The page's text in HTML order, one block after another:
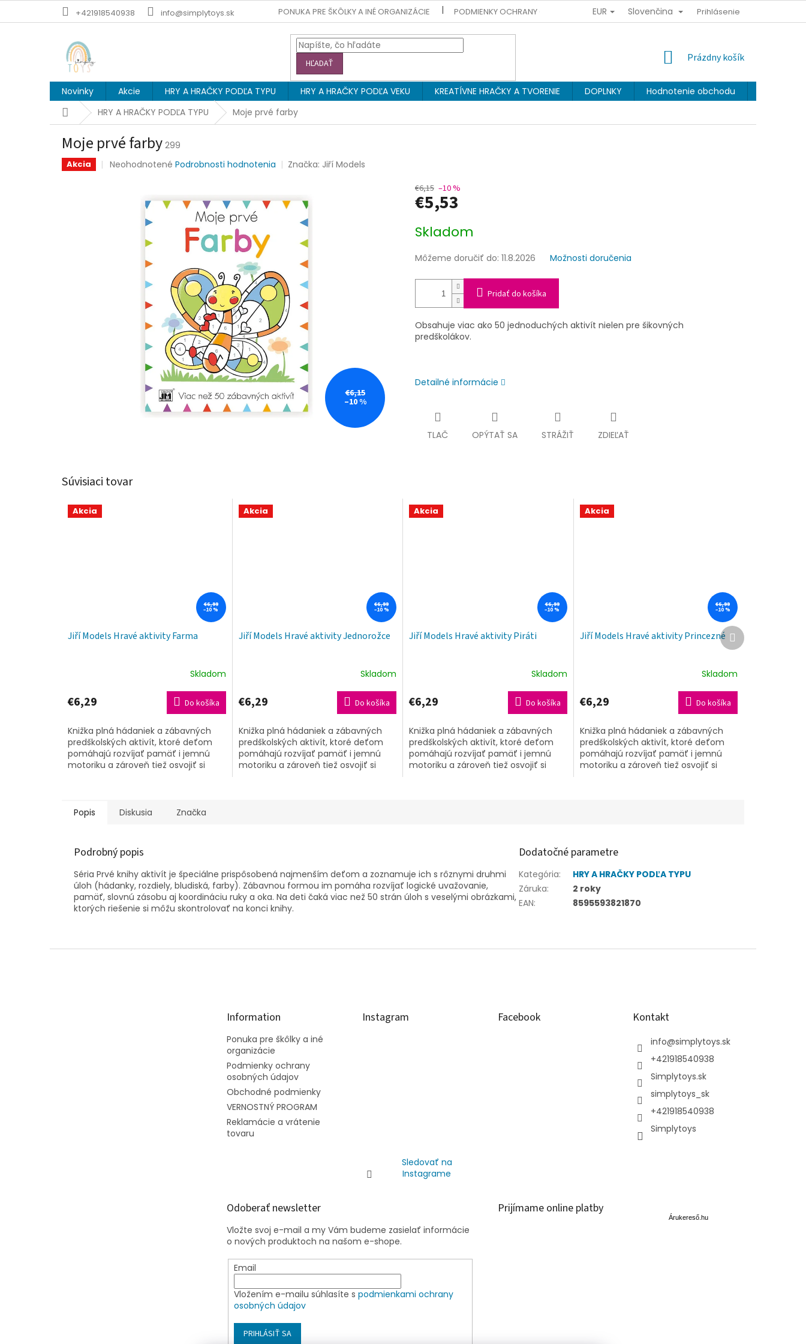
+421918540938 info@simplytoys.sk PONUKA PRE ŠKÔLKY A INÉ ORGANIZÁCIE PODMIENKY OCHRANY OSOBNÝCH ÚDAJOV OBCHODNÉ PODMIENKY
EUR Slovenčina Prihlásenie
HĽADAŤ
NÁKUPNÝ
Prázdny košík
Novinky Akcie HRY A HRAČKY PODĽA TYPU HRY A HRAČKY PODĽA VEKU KREATÍVNE HRAČKY A TVORENIE DOPLNKY Hodnotenie obchodu
DomovHRY A HRAČKY PODĽA TYPU Moje prvé farby
Moje prvé farby 299
Akcia
Priemerné
hviezdičiek.
Neohodnotené Podrobnosti hodnotenia Značka: Jiří Models
€6,15
–10 %
€6,15 –10 %
€5,53
cena:
Skladom
Môžeme doručiť do: 11.8.2026 Možnosti doručenia
Pridať do košíka
Obsahuje viac ako 50 jednoduchých aktivít nielen pre šikovných
predškolákov.
Detailné informácie
TLAČ OPÝTAŤ SA STRÁŽIŤ ZDIEĽAŤ
Súvisiaci tovar
Akcia
€6,99
–10 %
Jiří Models Hravé aktivity Farma
Skladom
€6,29 Do košíka
Knižka plná hádaniek a zábavných
predškolských aktivít, ktoré deťom
pomáhajú rozvíjať pamäť i jemnú
motoriku a zároveň tiež osvojiť si
Akcia
€6,99
–10 %
Jiří Models Hravé aktivity Jednorožce
Skladom
€6,29 Do košíka
Knižka plná hádaniek a zábavných
predškolských aktivít, ktoré deťom
pomáhajú rozvíjať pamäť i jemnú
motoriku a zároveň tiež osvojiť si
Akcia
€6,99
–10 %
Jiří Models Hravé aktivity Piráti
Skladom
€6,29 Do košíka
Knižka plná hádaniek a zábavných
predškolských aktivít, ktoré deťom
pomáhajú rozvíjať pamäť i jemnú
motoriku a zároveň tiež osvojiť si
Akcia
€6,99
–10 %
Jiří Models Hravé aktivity Princezné
Skladom
€6,29 Do košíka
Knižka plná hádaniek a zábavných
predškolských aktivít, ktoré deťom
pomáhajú rozvíjať pamäť i jemnú
motoriku a zároveň tiež osvojiť si
Ďalší
produkt
Popis Diskusia Značka
Podrobný popis
Séria Prvé knihy aktivít je špeciálne prispôsobená najmenším deťom a zoznamuje ich s rôznymi druhmi
úloh (hádanky, rozdiely, bludiská, farby). Zábavnou formou im pomáha rozvíjať logické uvažovanie,
pamäť, slovnú zásobu aj koordináciu ruky a oka. Na deti čaká viac než 50 strán úloh s veselými obrázkami,
ktorých riešenie si môžu skontrolovať na konci knihy.
Dodatočné parametre
Kategória:
HRY A HRAČKY PODĽA TYPU
Záruka:
2 roky
EAN: 8595593821870
Information
Ponuka pre škôlky a iné
organizácie
Podmienky ochrany
osobných údajov
Obchodné podmienky
VERNOSTNÝ PROGRAM
Reklamácie a vrátenie
tovaru
Instagram
Sledovať na
Instagrame
Facebook Kontakt
info@simplytoys.sk
+421918540938
Simplytoys.sk
simplytoys_sk
+421918540938
Simplytoys
Odoberať newsletter
Vložte svoj e-mail a my Vám budeme zasielať informácie
o nových produktoch na našom e-shope.
Email
Vložením e-mailu súhlasíte s podmienkami ochrany
osobných údajov
PRIHLÁSIŤ SA
Prijímame online platby
Árukereső.hu